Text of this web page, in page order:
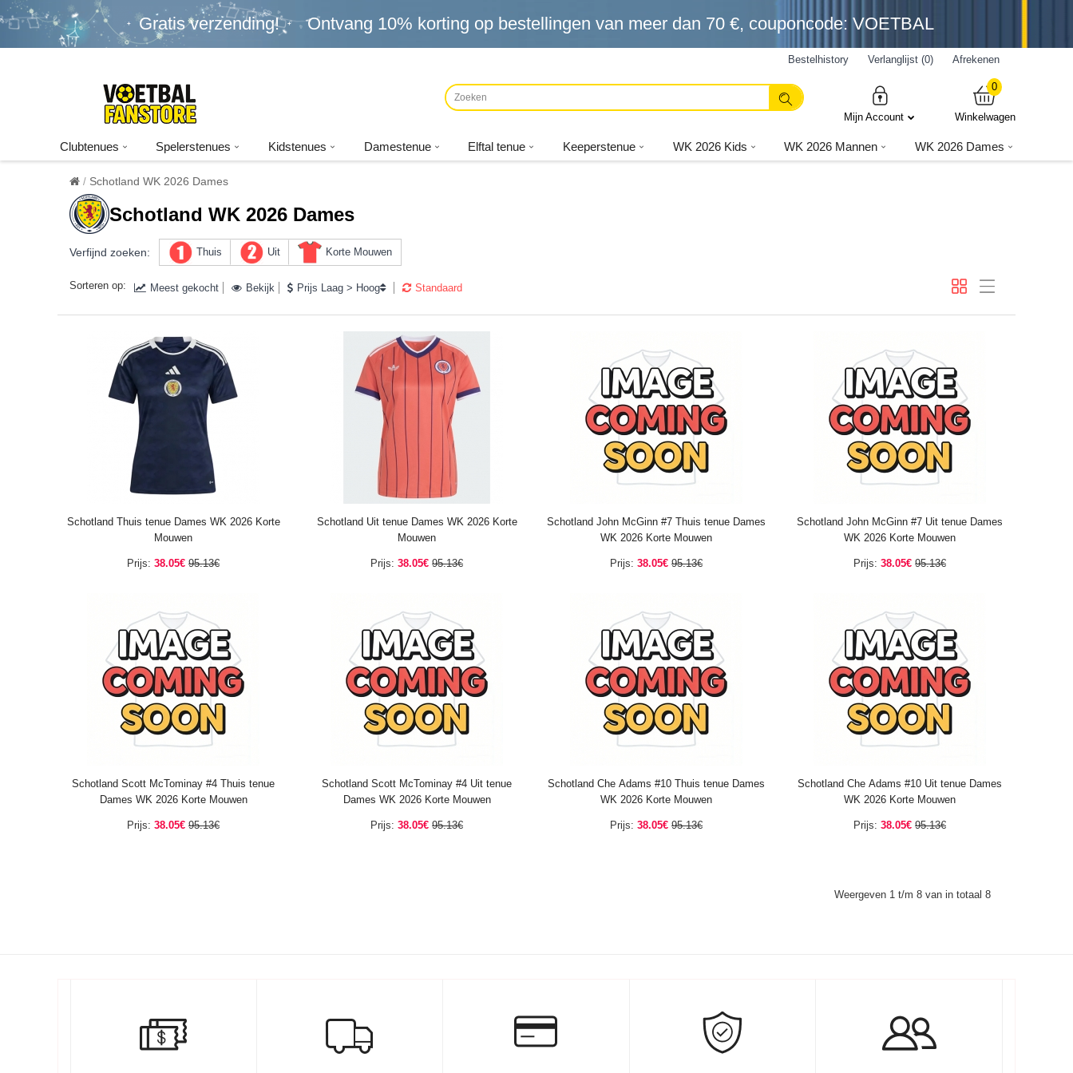
Gratis verzending! Ontvang 10% korting op bestellingen van meer dan 70 €, couponcode: VOETBAL
Bestelhistory Verlanglijst (0) Afrekenen
Mijn Account
0
Winkelwagen
Clubtenues Spelerstenues Kidstenues Damestenue Elftal tenue Keeperstenue WK 2026 Kids WK 2026 Mannen WK 2026 Dames
Schotland WK 2026 Dames
Schotland WK 2026 Dames
Verfijnd zoeken: Thuis Uit Korte Mouwen
Sorteren op: Meest gekocht Bekijk Prijs Laag > Hoog Standaard
Schotland Thuis tenue Dames WK 2026 Korte
Mouwen
Prijs: 38.05€ 95.13€
Schotland Uit tenue Dames WK 2026 Korte
Mouwen
Prijs: 38.05€ 95.13€
Schotland John McGinn #7 Thuis tenue Dames
WK 2026 Korte Mouwen
Prijs: 38.05€ 95.13€
Schotland John McGinn #7 Uit tenue Dames
WK 2026 Korte Mouwen
Prijs: 38.05€ 95.13€
Schotland Scott McTominay #4 Thuis tenue
Dames WK 2026 Korte Mouwen
Prijs: 38.05€ 95.13€
Schotland Scott McTominay #4 Uit tenue
Dames WK 2026 Korte Mouwen
Prijs: 38.05€ 95.13€
Schotland Che Adams #10 Thuis tenue Dames
WK 2026 Korte Mouwen
Prijs: 38.05€ 95.13€
Schotland Che Adams #10 Uit tenue Dames
WK 2026 Korte Mouwen
Prijs: 38.05€ 95.13€
Weergeven 1 t/m 8 van in totaal 8